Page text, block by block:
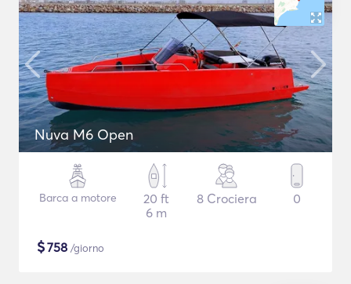
Nuva M6 Open
Barca a motore
20 ft
6 m
8 Crociera 0
$758 /giorno